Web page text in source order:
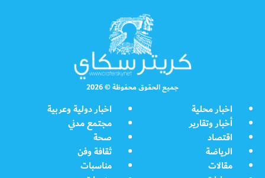
جميع الحقوق محفوظة © 2026
اخبار محلية
اخبار دولية وعربية
أخبار وتقارير
مجتمع مدني
اقتصاد
صحة
الرياضة
ثقافة وفن
مقالات
مناسبات